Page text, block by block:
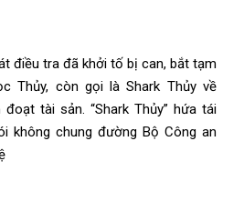
điều tra đã khởi tố bị can, bắt tạm
Thủy, còn gọi là Shark Thủy về
tài sản. “Shark Thủy” hứa tái
không chung đường Bộ Công an